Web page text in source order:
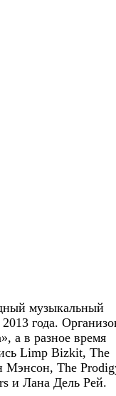
музыкальный
года.
а в разное время
Limp Bizkit, The
Мэнсон, The
и Лана Дель Рей.